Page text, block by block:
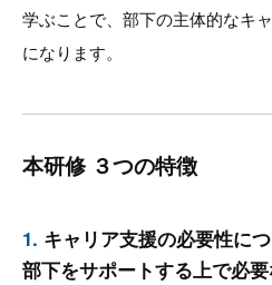
学ぶことで、部下の主体的なキ
になります。
本研修 ３つの特徴
1. キャリア⽀援の必要性に
部下をサポートする上で必